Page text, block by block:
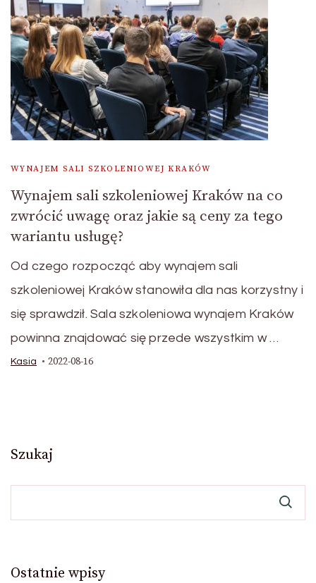
WYNAJEM SALI SZKOLENIOWEJ KRAKÓW
Wynajem sali szkoleniowej Kraków na co
zwrócić uwagę oraz jakie są ceny za tego
wariantu usługę?
Od czego rozpocząć aby wynajem sali
szkoleniowej Kraków stanowiła dla nas korzystny i
się sprawdził. Sala szkoleniowa wynajem Kraków
powinna znajdować się przede wszystkim w …
Kasia 2022-08-16
Szukaj
Ostatnie wpisy